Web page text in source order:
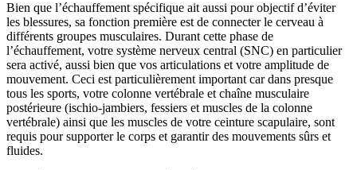
Bien que l’échauffement spécifique ait aussi pour objectif d’éviter
les blessures, sa fonction première est de connecter le cerveau à
différents groupes musculaires. Durant cette phase de
l’échauffement, votre système nerveux central (SNC) en particulier
sera activé, aussi bien que vos articulations et votre amplitude de
mouvement. Ceci est particulièrement important car dans presque
tous les sports, votre colonne vertébrale et chaîne musculaire
postérieure (ischio-jambiers, fessiers et muscles de la colonne
vertébrale) ainsi que les muscles de votre ceinture scapulaire, sont
requis pour supporter le corps et garantir des mouvements sûrs et
fluides.